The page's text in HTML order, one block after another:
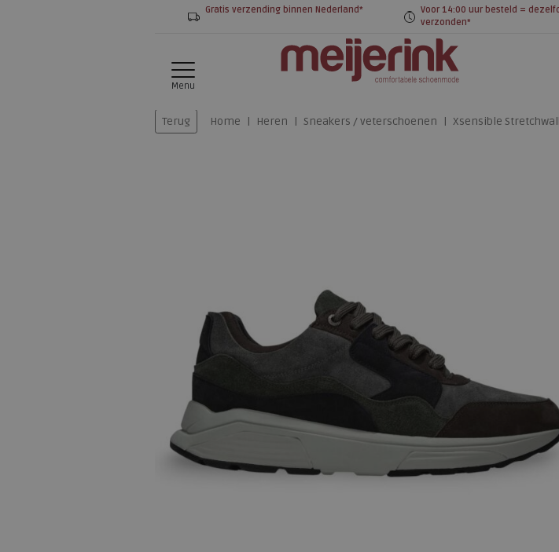
Gratis verzending binnen Nederland*
Voor 14:00 uur besteld =
verzonden*
Menu
Terug Home Heren Sneakers / veterschoenen Xsensible